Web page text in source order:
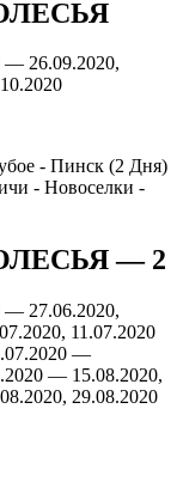
— 26.09.2020,
- Пинск (2 Дня)
- Новоселки -
— 2
— 27.06.2020,
11.07.2020
—
— 15.08.2020,
29.08.2020